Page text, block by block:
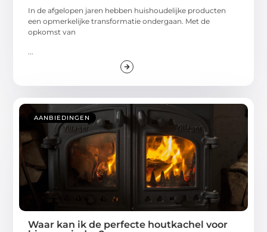
In de afgelopen jaren hebben huishoudelijke producten
een opmerkelijke transformatie ondergaan. Met de
opkomst van
AANBIEDINGEN
Waar kan ik de perfecte houtkachel voor